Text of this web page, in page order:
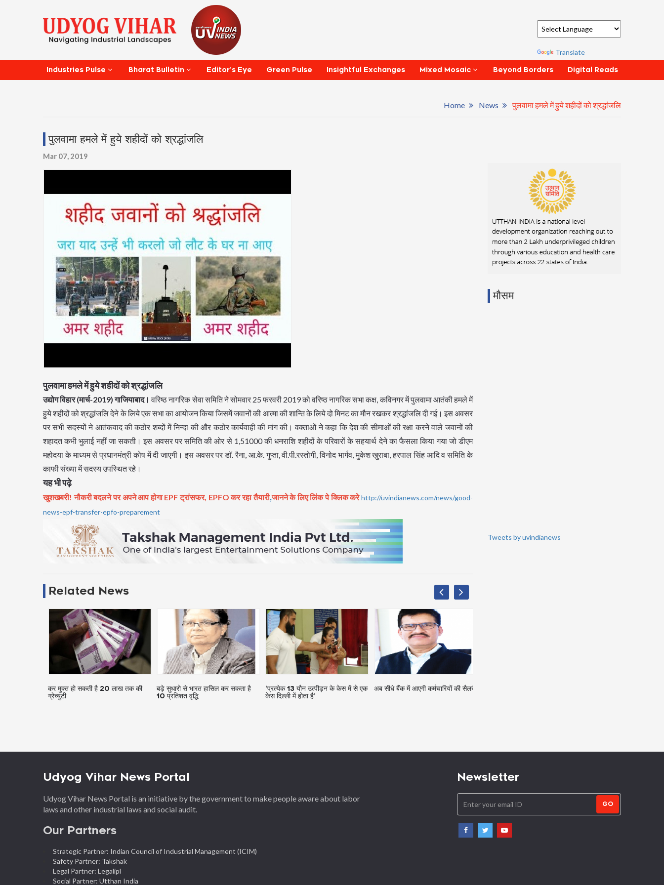
Translate
Industries Pulse Bharat Bulletin Editor’s Eye Green Pulse Insightful Exchanges Mixed Mosaic Beyond Borders Digital Reads
Home News पुलवामा हमले में हुये शहीदों को श्रद्धांजलि
पुलवामा हमले में हुये शहीदों को श्रद्धांजलि
Mar 07, 2019
पुलवामा हमले में हुये शहीदों को श्रद्धांजलि
उद्योग विहार (मार्च-2019) गाजियाबाद। वरिष्ठ नागरिक सेवा समिति ने सोमवार 25 फरवरी 2019 को वरिष्ठ नागरिक सभा कक्ष, कविनगर में पुलवामा आतंकी हमले में
हुये शहीदों को श्रद्धांजलि देने के लिये एक सभा का आयोजन किया जिसमें जवानों की आत्मा की शान्ति के लिये दो मिनट का मौन रखकर श्रद्धांजलि दी गई। इस अवसर
पर सभी सदस्यों ने आतंकवाद की कठोर शब्दों में निन्दा की और कठोर कार्यवाही की मांग की। वक्ताओं ने कहा कि देश की सीमाओं की रक्षा करने वाले जवानों की
शहादत कभी भुलाई नहीं जा सकती। इस अवसर पर समिति की ओर से 1,51000 की धनराशि शहीदों के परिवारों के सहयार्थ देने का फैसला किया गया जो डीएम
महोदया के माध्यम से प्रधानमंत्री कोष में दी जाएगी। इस अवसर पर डाॅ. रैना, आ.के. गुप्ता, वी.पी.रस्तोगी, विनोद भार्गव, मुकेश खुराबा, हरपाल सिंह आदि व समिति के
काफी संख्या में सदस्य उपस्थित रहे।
यह भी पढ़े
खुशखबरी! नौकरी बदलने पर अपने आप होगा EPF ट्रांसफर, EPFO कर रहा तैयारी,जानने के लिए लिंक पे क्लिक करे http://uvindianews.com/news/good-
news-epf-transfer-epfo-preparement
Related News
कर मुक्त हो सकती है 20 लाख तक की
ग्रेच्युटी
बड़े सुधारो से भारत हासिल कर सकता है
10 प्रतिशत वृद्धि
‘प्रत्येक 13 यौन उत्पीड़न के केस में से एक
केस दिल्ली में होता है’
अब सीधे बैंक में आएगी कर्मचारियों की सैलरी
मौसम
Tweets by uvindianews
Udyog Vihar News Portal
Udyog Vihar News Portal is an initiative by the government to make people aware about labor
laws and other industrial laws and social audit.
Our Partners
Strategic Partner: Indian Council of Industrial Management (ICIM)
Safety Partner: Takshak
Legal Partner: Legalipl
Social Partner: Utthan India
Newsletter
GO